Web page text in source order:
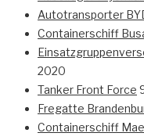
Autotransporter
Containerschiff
2020
Tanker Front Force
Fregatte
Containerschiff